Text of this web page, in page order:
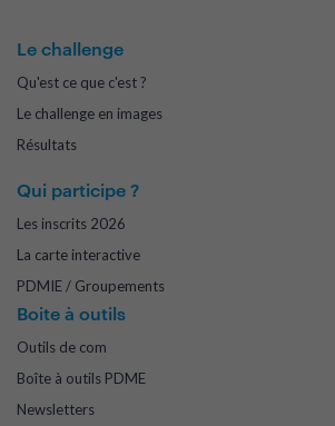
Le challenge
Qu'est ce que c'est ?
Le challenge en images
Résultats
Qui participe ?
Les inscrits 2026
La carte interactive
PDMIE / Groupements
Boite à outils
Outils de com
Boîte à outils PDME
Newsletters